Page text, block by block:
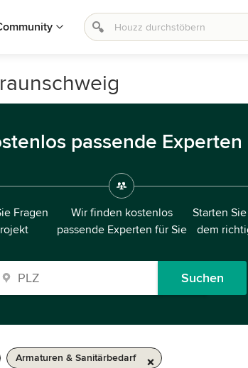
passende
Fragen
Wir finden kostenlos
passende Experten für Sie
Starten
dem
Suchen
Armaturen & Sanitärbedarf